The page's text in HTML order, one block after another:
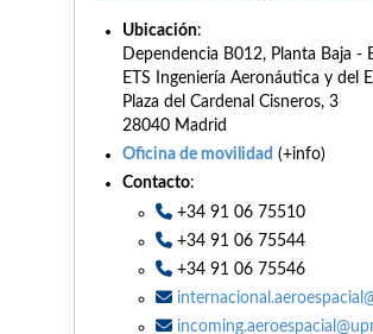
Ubicación:
Dependencia B012, Planta Baja -
ETS Ingeniería Aeronáutica y del
Plaza del Cardenal Cisneros, 3
28040 Madrid
Oficina de movilidad (+info)
Contacto:
+34 91 06 75510
+34 91 06 75544
+34 91 06 75546